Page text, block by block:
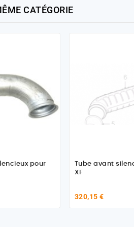
CATÉGORIE
pour
Tube avant
XF
320,15 €